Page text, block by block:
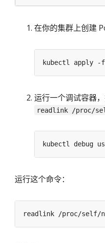
在你的集群上创建
运行一个调试容器
readlink /proc/
kubectl debug
运行这个命令：